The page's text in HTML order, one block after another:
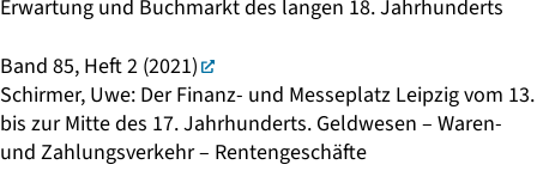
Erwartung und Buchmarkt des langen 18. Jahrhunderts
Band 85, Heft 2 (2021)
Schirmer, Uwe: Der Finanz- und Messeplatz Leipzig vom 13.
bis zur Mitte des 17. Jahrhunderts. Geldwesen – Waren-
und Zahlungsverkehr – Rentengeschäfte